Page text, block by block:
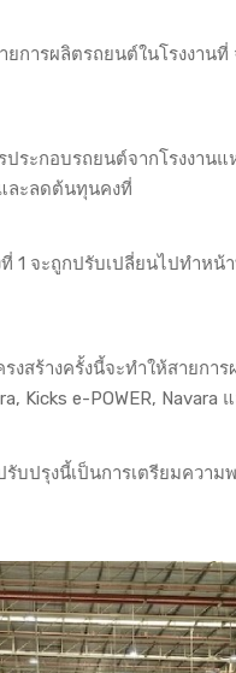
ยการผลิตรถยนต์ในโรงงา
ประกอบรถยนต์จากโรงงาน
ละลดต้นทุนคงที่
ที่ 1 จะถูกปรับเปลี่ยนไปทำห
รงสร้างครั้งนี้จะทำให้สายก
e-POWER, Navara แ
บปรุงนี้เป็นการเตรียมความ